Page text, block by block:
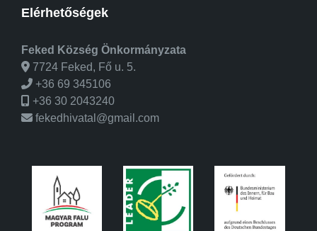
Elérhetőségek
Feked Község Önkormányzata
7724 Feked, Fő u. 5.
+36 69 345106
+36 30 2043240
fekedhivatal@gmail.com